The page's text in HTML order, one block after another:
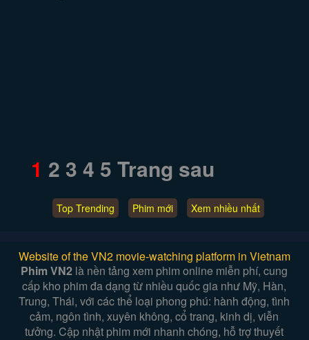
1 2 3 4 5 Trang sau
Top Trending Phim mới Xem nhiều nhất
Website of the VN2 movie-watching platform in Vietnam
Phim VN2 là nền tảng xem phim online miễn phí, cung
cấp kho phim đa dạng từ nhiều quốc gia như Mỹ, Hàn,
Trung, Thái, với các thể loại phong phú: hành động, tình
cảm, ngôn tình, xuyên không, cổ trang, kinh dị, viễn
tưởng. Cập nhật phim mới nhanh chóng, hỗ trợ thuyết